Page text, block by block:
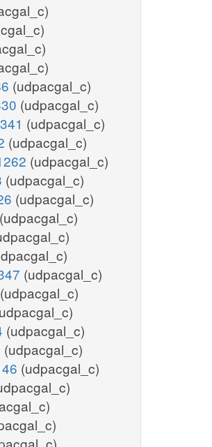
(udpacgal_c)
(udpacgal_c)
(udpacgal_c)
(udpacgal_c)
(udpacgal_c)
(udpacgal_c)
(udpacgal_c)
(udpacgal_c)
(udpacgal_c)
(udpacgal_c)
(udpacgal_c)
(udpacgal_c)
(udpacgal_c)